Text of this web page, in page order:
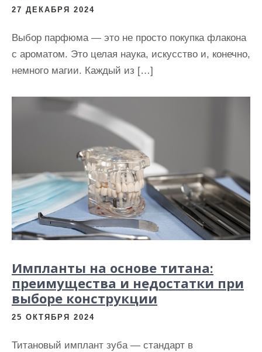
27 ДЕКАБРЯ 2024
Выбор парфюма — это не просто покупка флакона
с ароматом. Это целая наука, искусство и, конечно,
немного магии. Каждый из […]
Импланты на основе титана:
преимущества и недостатки при
выборе конструкции
25 ОКТЯБРЯ 2024
Титановый имплант зуба — стандарт в